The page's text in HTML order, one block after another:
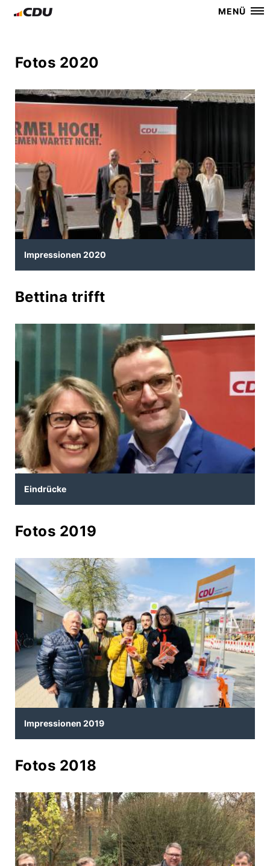
MENÜ
Fotos 2020
Impressionen 2020
Bettina trifft
Eindrücke
Fotos 2019
Impressionen 2019
Fotos 2018